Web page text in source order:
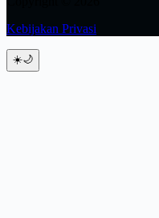
Kebijakan Privasi
☀️🌙